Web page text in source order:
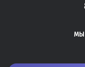
МЫ